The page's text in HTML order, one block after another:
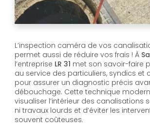
L’inspection caméra de vos
permet aussi de réduire vos frais ! À
l’entreprise LR 31 met son savoir-faire
au service des particuliers, syndics et
pour assurer un diagnostic précis
débouchage. Cette technique
visualiser l’intérieur des canalisations
ni travaux lourds et d’éviter les
souvent coûteuses.